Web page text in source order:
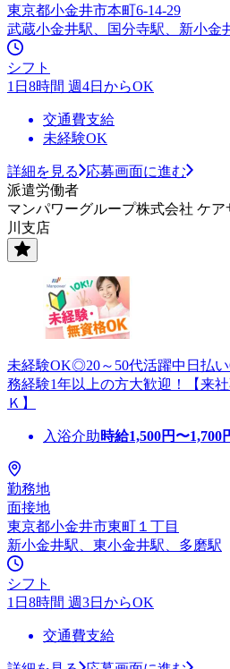
東京都小金井市本町6-14-29
武蔵小金井駅、国分寺駅、新小金
シフト
1日8時間 週4日からOK
交通費支給
未経験OK
詳細を見る
応募画面に進む
派遣労働者
マンパワーグループ株式会社 ケ
川支店
未経験OK◎20～50代活躍中日払
務経験1年以上の方大歓迎！【来
Ｋ】
入浴介助時給1,500円〜1,700
勤務地
面接地
東京都小金井市東町１丁目
新小金井駅、東小金井駅、多磨駅
シフト
1日8時間 週3日からOK
交通費支給